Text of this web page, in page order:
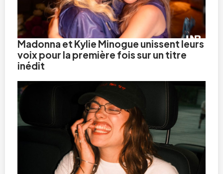
Madonna et Kylie Minogue unissent leurs
voix pour la première fois sur un titre
inédit